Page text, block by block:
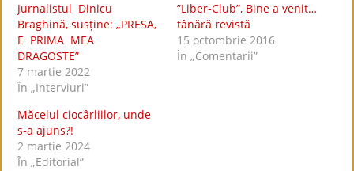
Jurnalistul Dinicu
Braghină, susține: „PRESA,
E PRIMA MEA
DRAGOSTE”
7 martie 2022
În „Interviuri”
”Liber-Club”, Bine a venit…
tânără revistă
15 octombrie 2016
În „Comentarii”
Măcelul ciocârliilor, unde
s-a ajuns?!
2 martie 2024
În „Editorial”